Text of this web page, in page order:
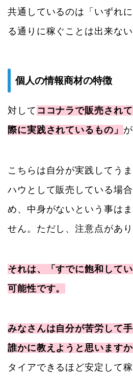
共通しているのは「いずれ
る通りに稼ぐことは出来な
個人の情報商材の特徴
対して ココナラで販売され
際に実践されているもの」
こちらは自分が実践してう
ハウとして販売している場
め、中身がないという事は
せん。ただし、注意点があり
それは、「すでに飽和して
可能性です。
みなさんは自分が苦労して
誰かに教えようと思います
タイアできるほど安定して